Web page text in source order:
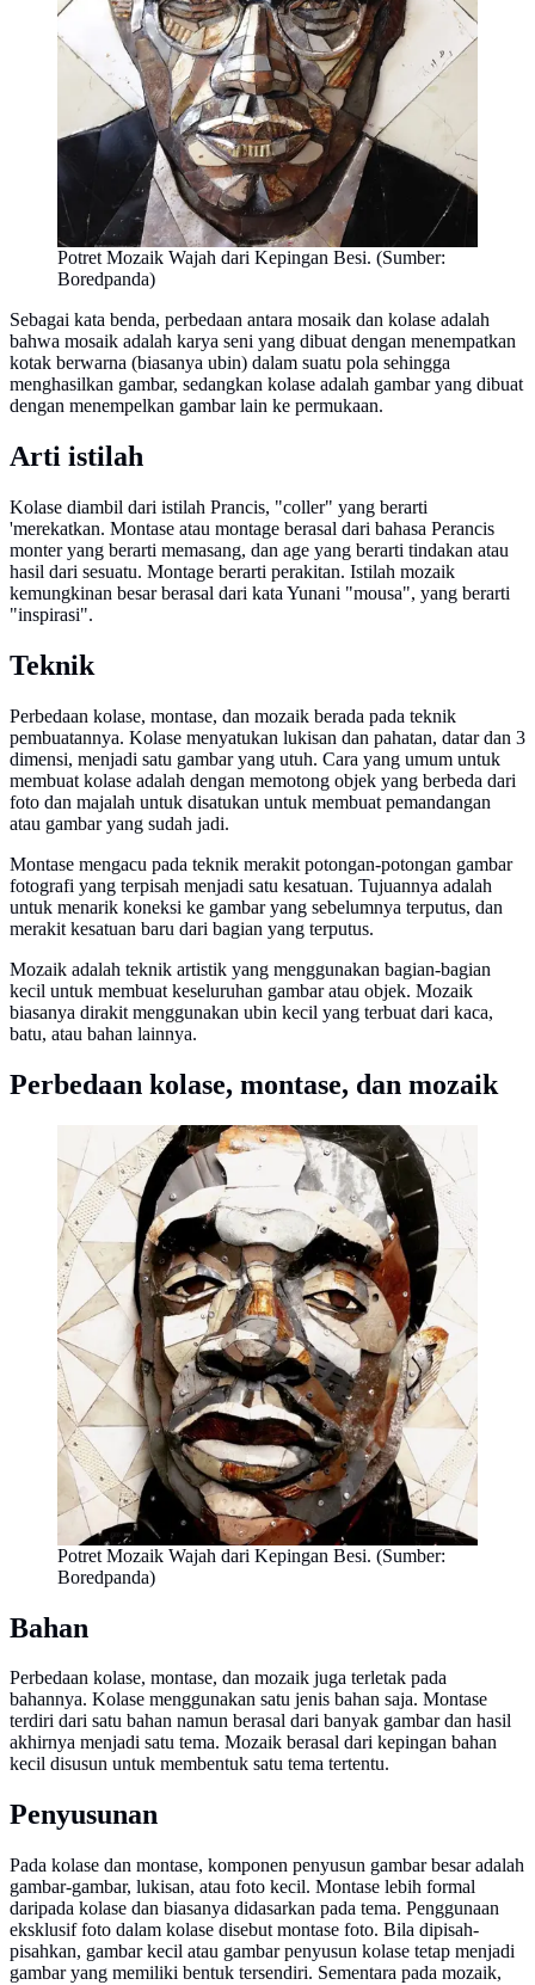
Potret Mozaik Wajah dari Kepingan Besi. (Sumber:
Boredpanda)
Sebagai kata benda, perbedaan antara mosaik dan kolase adalah
bahwa mosaik adalah karya seni yang dibuat dengan menempatkan
kotak berwarna (biasanya ubin) dalam suatu pola sehingga
menghasilkan gambar, sedangkan kolase adalah gambar yang dibuat
dengan menempelkan gambar lain ke permukaan.
Arti istilah
Kolase diambil dari istilah Prancis, "coller" yang berarti
'merekatkan. Montase atau montage berasal dari bahasa Perancis
monter yang berarti memasang, dan age yang berarti tindakan atau
hasil dari sesuatu. Montage berarti perakitan. Istilah mozaik
kemungkinan besar berasal dari kata Yunani "mousa", yang berarti
"inspirasi".
Teknik
Perbedaan kolase, montase, dan mozaik berada pada teknik
pembuatannya. Kolase menyatukan lukisan dan pahatan, datar dan 3
dimensi, menjadi satu gambar yang utuh. Cara yang umum untuk
membuat kolase adalah dengan memotong objek yang berbeda dari
foto dan majalah untuk disatukan untuk membuat pemandangan
atau gambar yang sudah jadi.
Montase mengacu pada teknik merakit potongan-potongan gambar
fotografi yang terpisah menjadi satu kesatuan. Tujuannya adalah
untuk menarik koneksi ke gambar yang sebelumnya terputus, dan
merakit kesatuan baru dari bagian yang terputus.
Mozaik adalah teknik artistik yang menggunakan bagian-bagian
kecil untuk membuat keseluruhan gambar atau objek. Mozaik
biasanya dirakit menggunakan ubin kecil yang terbuat dari kaca,
batu, atau bahan lainnya.
Perbedaan kolase, montase, dan mozaik
Potret Mozaik Wajah dari Kepingan Besi. (Sumber:
Boredpanda)
Bahan
Perbedaan kolase, montase, dan mozaik juga terletak pada
bahannya. Kolase menggunakan satu jenis bahan saja. Montase
terdiri dari satu bahan namun berasal dari banyak gambar dan hasil
akhirnya menjadi satu tema. Mozaik berasal dari kepingan bahan
kecil disusun untuk membentuk satu tema tertentu.
Penyusunan
Pada kolase dan montase, komponen penyusun gambar besar adalah
gambar-gambar, lukisan, atau foto kecil. Montase lebih formal
daripada kolase dan biasanya didasarkan pada tema. Penggunaan
eksklusif foto dalam kolase disebut montase foto. Bila dipisah-
pisahkan, gambar kecil atau gambar penyusun kolase tetap menjadi
gambar yang memiliki bentuk tersendiri. Sementara pada mozaik,